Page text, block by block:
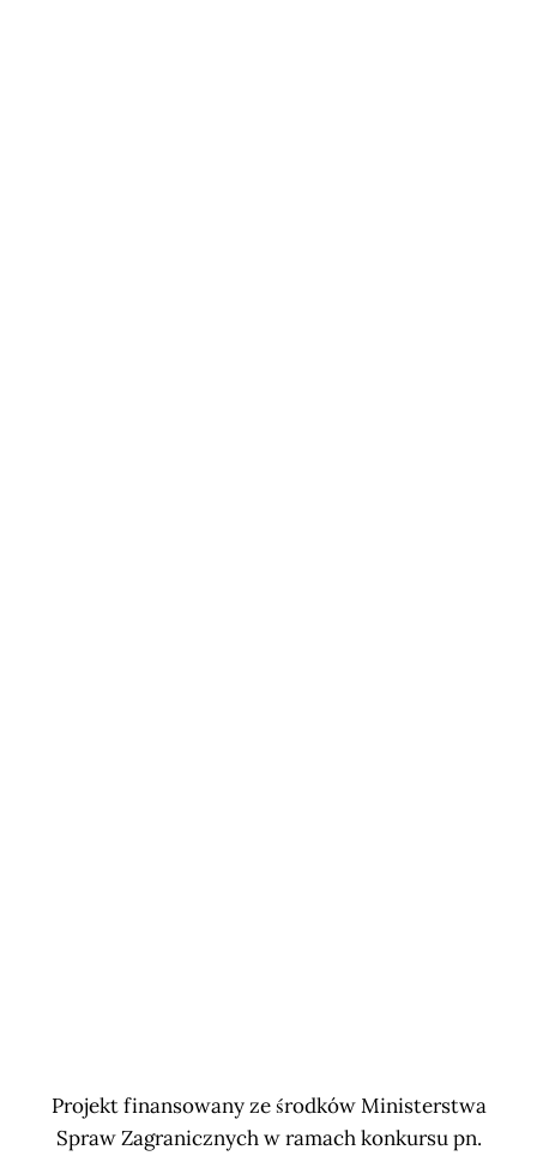
Projekt finansowany ze środków Ministerstwa
Spraw Zagranicznych w ramach konkursu pn.